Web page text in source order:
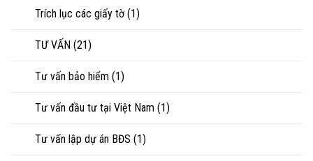
Trích lục các giấy tờ (1)
TƯ VẤN (21)
Tư vấn bảo hiểm (1)
Tư vấn đầu tư tại Việt Nam (1)
Tư vấn lập dự án BĐS (1)